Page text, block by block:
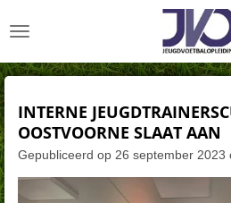
direct
de
INTERNE
OOSTVOORNE SLAAT AAN
Gepubliceerd op 26 september 2023